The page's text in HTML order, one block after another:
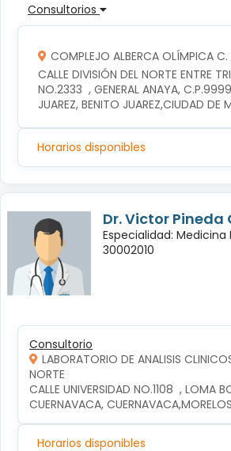
Consultorios
COMPLEJO ALBERCA OLÍMPICA C.
CALLE DIVISIÓN DEL NORTE ENTRE
NO.2333  , GENERAL ANAYA,
JUAREZ, BENITO JUAREZ,CIUDAD DE
Horarios disponibles
Dr. Victor Pineda
Especialidad:
30002010
Consultorio
LABORATORIO DE ANALISIS
NORTE
CALLE UNIVERSIDAD NO.1108  , LOMA
CUERNAVACA, CUERNAVACA,MORELOS
Horarios disponibles